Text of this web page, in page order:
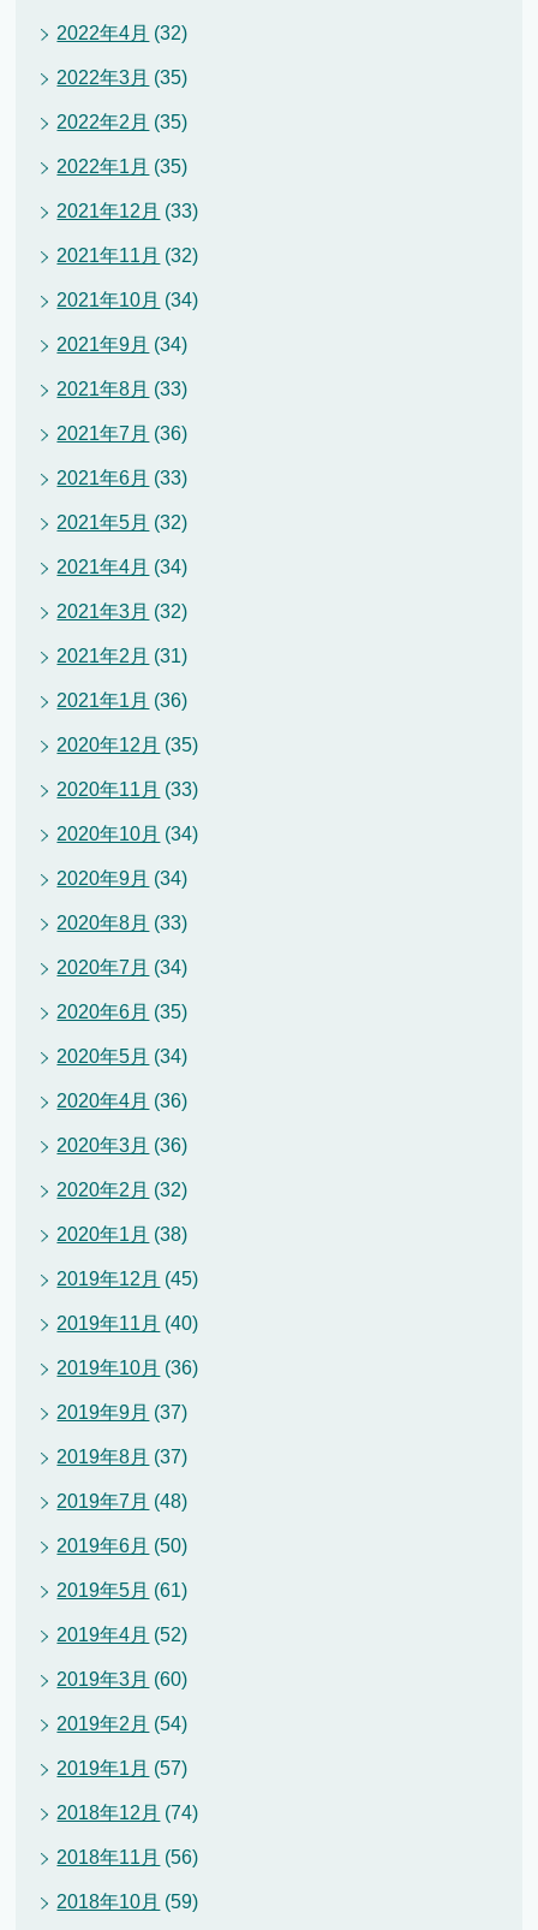
2022年4月 (32)
2022年3月 (35)
2022年2月 (35)
2022年1月 (35)
2021年12月 (33)
2021年11月 (32)
2021年10月 (34)
2021年9月 (34)
2021年8月 (33)
2021年7月 (36)
2021年6月 (33)
2021年5月 (32)
2021年4月 (34)
2021年3月 (32)
2021年2月 (31)
2021年1月 (36)
2020年12月 (35)
2020年11月 (33)
2020年10月 (34)
2020年9月 (34)
2020年8月 (33)
2020年7月 (34)
2020年6月 (35)
2020年5月 (34)
2020年4月 (36)
2020年3月 (36)
2020年2月 (32)
2020年1月 (38)
2019年12月 (45)
2019年11月 (40)
2019年10月 (36)
2019年9月 (37)
2019年8月 (37)
2019年7月 (48)
2019年6月 (50)
2019年5月 (61)
2019年4月 (52)
2019年3月 (60)
2019年2月 (54)
2019年1月 (57)
2018年12月 (74)
2018年11月 (56)
2018年10月 (59)